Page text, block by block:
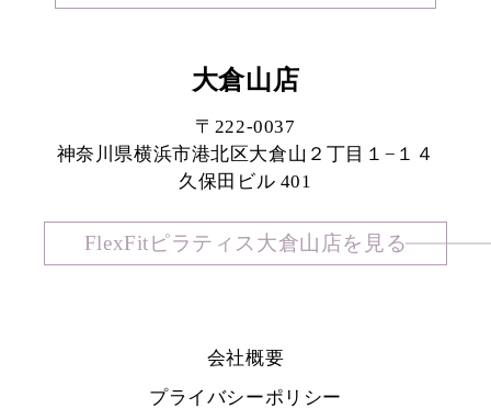
大倉山店
〒222-0037
神奈川県横浜市港北区大倉山２丁目１−１４
久保田ビル 401
FlexFitピラティス大倉山店を見る
会社概要
プライバシーポリシー